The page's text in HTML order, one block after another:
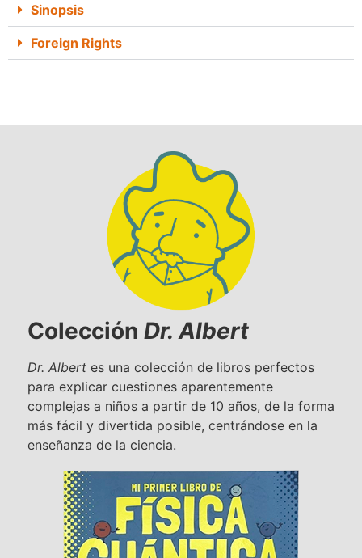
Sinopsis
Foreign Rights
Colección Dr. Albert
Dr. Albertes una colección de libros perfectos
para explicar cuestiones aparentemente
complejas a niños a partir de 10 años, de la forma
más fácil y divertida posible, centrándose en la
enseñanza de la ciencia.